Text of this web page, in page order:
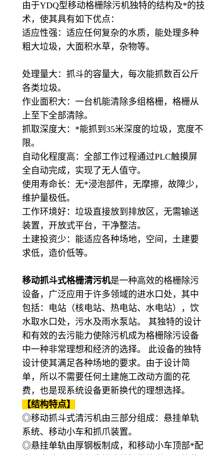
由于YDQ型移动格栅除污机独特的结构及*的技
术，使其具有如下优点：
适应性强：适应任何复杂的水质，能处理多种
粗大垃圾，大面积水草，杂物等。
处理量大：抓斗的容量大，每次能抓数百公斤
各类垃圾。
作业面积大：一台机能清除多组格栅，格栅从
上至下全部清除。
抓取深度大：*能抓到35米深度的垃圾，宽度不
限。
自动化程度高：全部工作过程通过PLC触摸屏
全自动完成，实现了无人值守。
使用寿命长：无*浸泡部件，无摩擦，故障少，
维护量极低。
工作环境好：垃圾直接放到排放区，无需输送
装置，开放式平台，干净整洁。
土建投资少：能适应各种场地，空间，土建要
求低，造价低等。
移动抓斗式格栅清污机是一种高效的格栅除污
设备，广泛应用于许多领域的进水口处，其中
包括：电站（核电站、热电站、水电站），饮
水取水口处，污水及雨水泵站。 其独特的设计
和有效的去污能力使除污机成为格栅除污设备
中一种非常理想和经济的选择。 此设备的独特
设计使其满足各种场地的要求。由于设计简
单，所以不需要任何土建施工改动方面的花
费，也是现系统设备更新换代的理想选择。
【结构特点】
◎移动抓斗式清污机由三部分组成：悬挂单轨
系统、移动小车和抓爪装置。
◎悬挂单轨由厚钢板制成，和移动小车顶部*配